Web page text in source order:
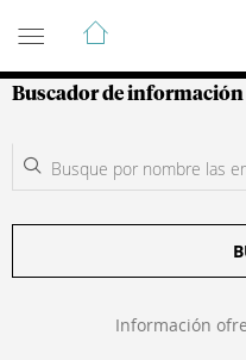
Guía de
Buscador de información
Información